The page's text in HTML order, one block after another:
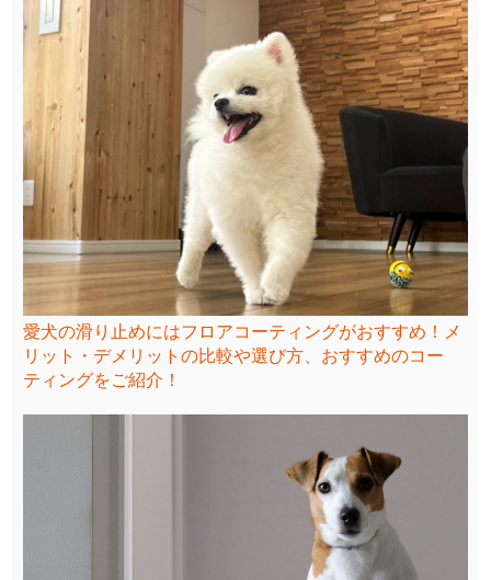
愛犬の滑り止めにはフロアコーティングがおすすめ！メ
リット・デメリットの比較や選び方、おすすめのコー
ティングをご紹介！